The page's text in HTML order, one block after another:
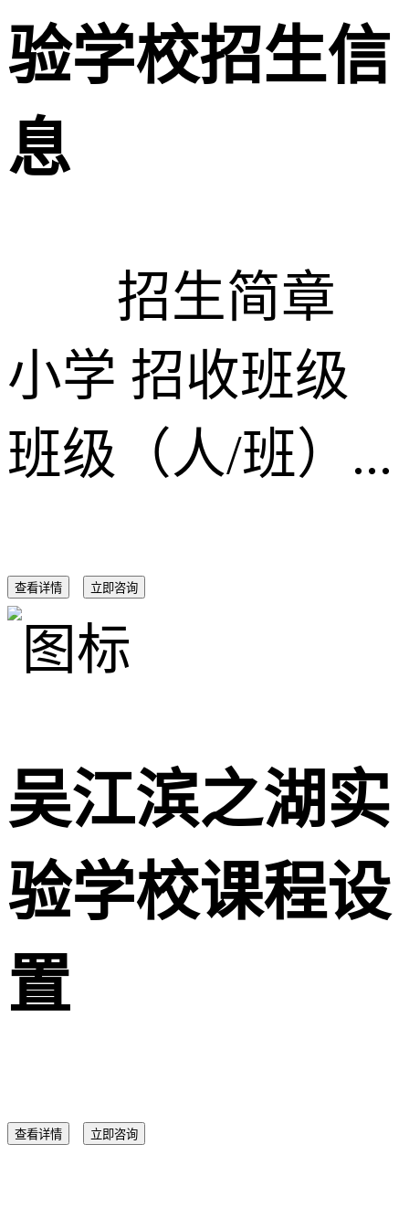
验学校招生信
息
招生简章
小学 招收班级
班级（人/班）...
查看详情 立即咨询
吴江滨之湖实
验学校课程设
置
查看详情 立即咨询